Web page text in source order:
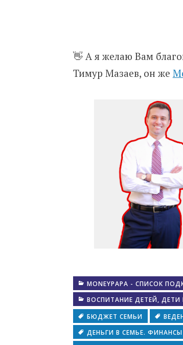
👋 А я желаю Вам
Тимур Мазаев, он же
MONEYPAPA - СПИСОК
ВОСПИТАНИЕ ДЕТЕЙ, ДЕТИ
БЮДЖЕТ СЕМЬИ
ДЕНЬГИ В СЕМЬЕ.